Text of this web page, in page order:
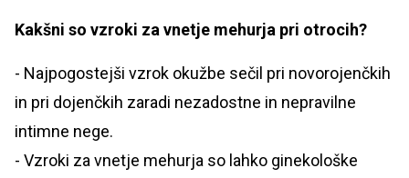
Kakšni so vzroki za vnetje mehurja pri otrocih?
- Najpogostejši vzrok okužbe sečil pri novorojenčkih
in pri dojenčkih zaradi nezadostne in nepravilne
intimne nege.
- Vzroki za vnetje mehurja so lahko ginekološke